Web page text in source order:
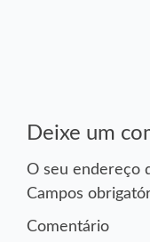
Deixe um
O seu endereço
Campos
Comentário